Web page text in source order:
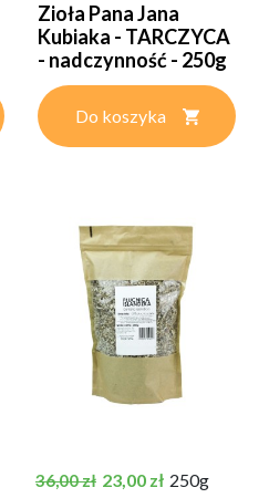
Zioła Pana Jana
Kubiaka - TARCZYCA
- nadczynność - 250g
Do koszyka
Cena podstawowa
36,00 zł Cena
23,00 zł 250g